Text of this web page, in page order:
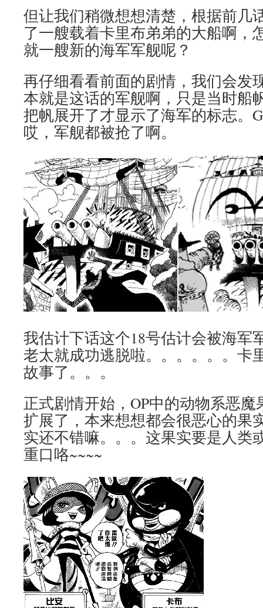
但让我们稍微想想清楚，根据前几
了一艘载着卡里布弟弟的大船啊，
就一艘新的海军军舰呢？
再仔细看看前面的剧情，我们会发
本就是这话的军舰啊，只是当时船
把帆展开了才显示了海军的标志。
哎，军舰都被抢了啊。
我估计下话这个18号估计会被海军
老太就成功逃脱啦。。。。。。卡
故事了。。。
正式剧情开始，OP中的动物系恶
扩展了，本来想想都会很恶心的果
实还不错嘛。。。这果实要是人类
重口咯~~~~